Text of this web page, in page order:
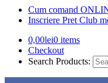
Cum comand
Inscriere Pret Club
0,00lei0 items
Checkout
Search Products: